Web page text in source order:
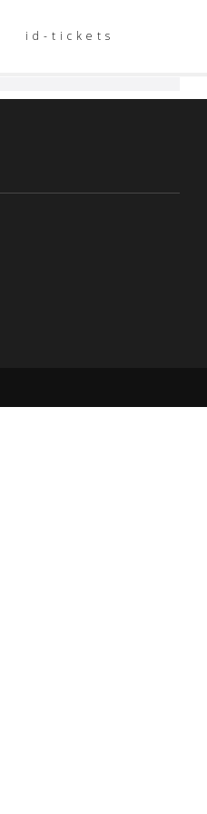
id-tickets